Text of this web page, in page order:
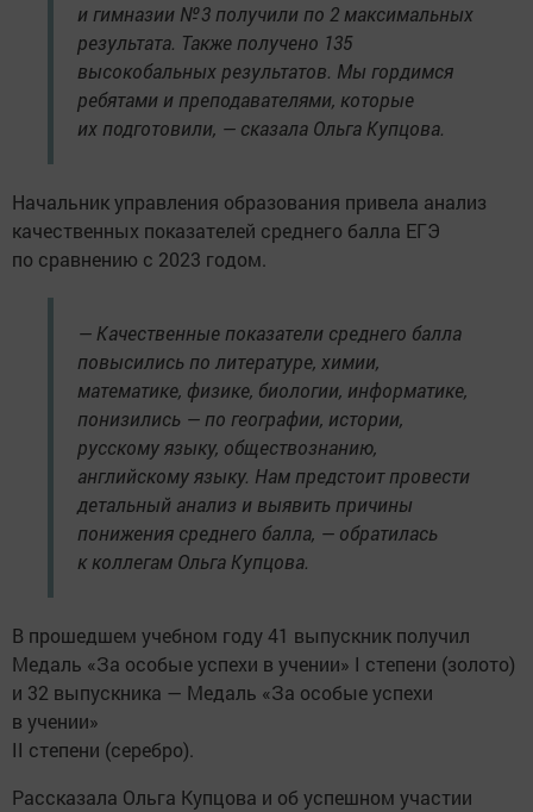
и гимназии № 3 получили по 2 максимальных
результата. Также получено 135
высокобальных результатов. Мы гордимся
ребятами и преподавателями, которые
их подготовили, — сказала Ольга Купцова.
Начальник управления образования привела анализ
качественных показателей среднего балла ЕГЭ
по сравнению с 2023 годом.
— Качественные показатели среднего балла
повысились по литературе, химии,
математике, физике, биологии, информатике,
понизились — по географии, истории,
русскому языку, обществознанию,
английскому языку. Нам предстоит провести
детальный анализ и выявить причины
понижения среднего балла, — обратилась
к коллегам Ольга Купцова.
В прошедшем учебном году 41 выпускник получил
Медаль «За особые успехи в учении» I степени (золото)
и 32 выпускника — Медаль «За особые успехи
в учении»
II степени (серебро).
Рассказала Ольга Купцова и об успешном участии